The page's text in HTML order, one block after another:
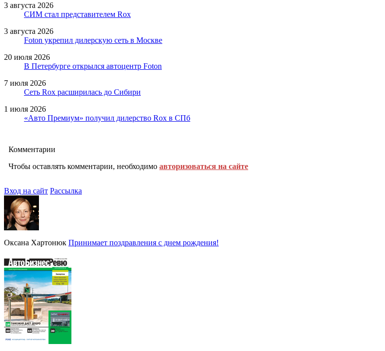
3 августа 2026
СИМ стал представителем Rox
3 августа 2026
Foton укрепил дилерскую сеть в Москве
20 июля 2026
В Петербурге открылся автоцентр Foton
7 июля 2026
Сеть Rox расширилась до Сибири
1 июля 2026
«Авто Премиум» получил дилерство Rox в СПб
Комментарии
Чтобы оставлять комментарии, необходимо авторизоваться на сайте
Вход на сайт Рассылка
Оксана Хартонюк Принимает поздравления с днем рождения!